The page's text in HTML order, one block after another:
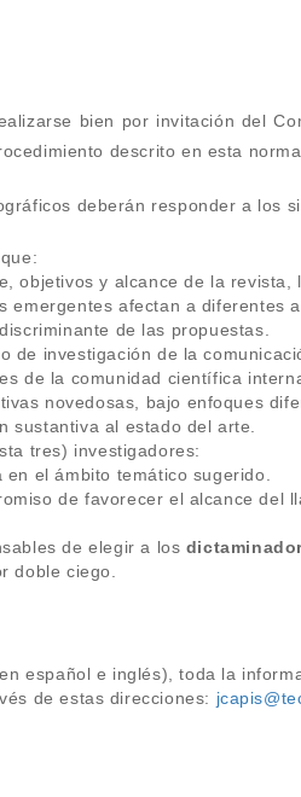
bien por invitación del
descrito en esta
deberán responder a los
objetivos y alcance de la
emergentes afectan a diferentes
de las propuestas.
de investigación de la
de la comunidad científica
novedosas, bajo enfoques
sustantiva al estado del arte.
tres) investigadores:
el ámbito temático sugerido.
de favorecer el alcance del
de elegir a los
doble ciego.
español e inglés), toda la
de estas direcciones: